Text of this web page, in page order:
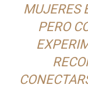
MUJERES
PERO